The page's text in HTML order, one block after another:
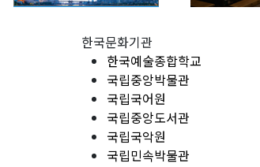
한국문화기관
한국예술종합학교
국립중앙박물관
국립국어원
국립중앙도서관
국립국악원
국립민속박물관